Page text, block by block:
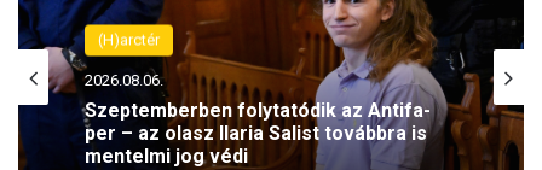
(H)arctér
2026.08.06.
Szeptemberben folytatódik az Antifa-
per – az olasz Ilaria Salist továbbra is
mentelmi jog védi